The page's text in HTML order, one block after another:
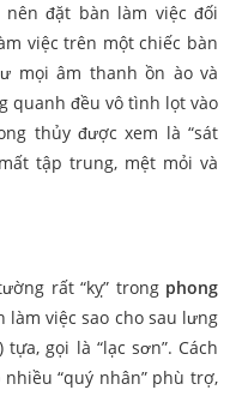
đặt bàn làm việc đối
việc trên một chiếc bàn
mọi âm thanh ồn ào và
quanh đều vô tình lọt vào
thủy được xem là “sát
tập trung, mệt mỏi và
rất “kỵ” trong phong
làm việc sao cho sau lưng
gọi là “lạc sơn”. Cách
“quý nhân” phù trợ,